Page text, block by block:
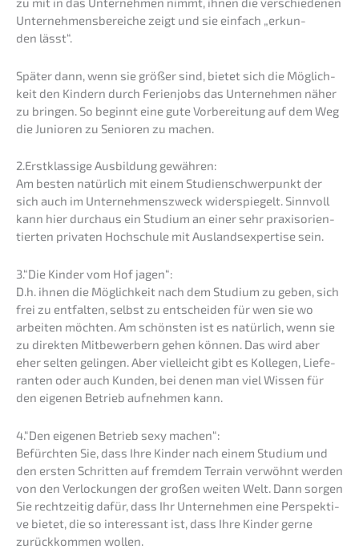
Unter­neh­mens­be­rei­che zeigt und sie einfach „erkun­
den lässt“.
Später dann, wenn sie größer sind, bietet sich die Möglich­
keit den Kindern durch Ferien­jobs das Unter­neh­men näher
zu bringen. So beginnt eine gute Vorbe­rei­tung auf dem Weg
die Junio­ren zu Senio­ren zu machen.
2.Erstklassige Ausbil­dung gewähren:
Am besten natür­lich mit einem Studi­en­schwer­punkt der
sich auch im Unter­neh­mens­zweck wider­spie­gelt. Sinnvoll
kann hier durch­aus ein Studi­um an einer sehr praxis­ori­en­
tier­ten priva­ten Hochschu­le mit Auslands­exper­ti­se sein.
3.“Die Kinder vom Hof jagen“:
D.h. ihnen die Möglich­keit nach dem Studi­um zu geben, sich
frei zu entfal­ten, selbst zu entschei­den für wen sie wo
arbei­ten möchten. Am schöns­ten ist es natür­lich, wenn sie
zu direk­ten Mitbe­wer­bern gehen können. Das wird aber
eher selten gelin­gen. Aber vielleicht gibt es Kolle­gen, Liefe­
ran­ten oder auch Kunden, bei denen man viel Wissen für
den eigenen Betrieb aufneh­men kann.
4.“Den eigenen Betrieb sexy machen“:
Befürch­ten Sie, dass Ihre Kinder nach einem Studi­um und
den ersten Schrit­ten auf fremdem Terrain verwöhnt werden
von den Verlo­ckun­gen der großen weiten Welt. Dann sorgen
Sie recht­zei­tig dafür, dass Ihr Unter­neh­men eine Perspek­ti­
ve bietet, die so inter­es­sant ist, dass Ihre Kinder gerne
zurück­kom­men wollen.